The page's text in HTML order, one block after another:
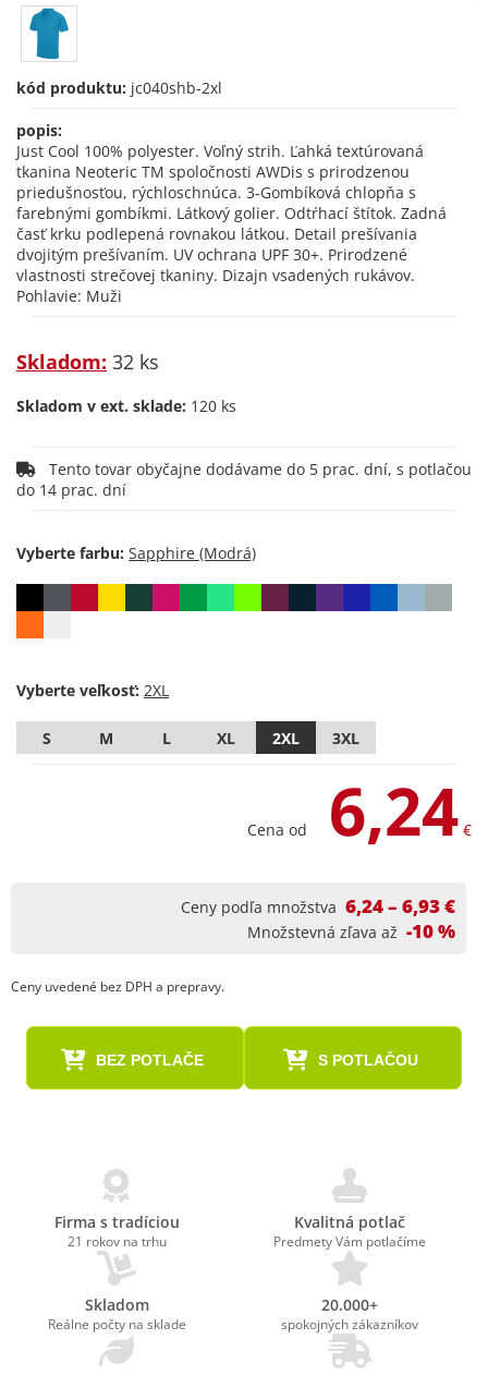
kód produktu: jc040shb-2xl
popis:
Just Cool 100% polyester. Voľný strih. Ľahká textúrovaná
tkanina Neoteric TM spoločnosti AWDis s prirodzenou
priedušnosťou, rýchloschnúca. 3-Gombíková chlopňa s
farebnými gombíkmi. Látkový golier. Odtŕhací štítok. Zadná
časť krku podlepená rovnakou látkou. Detail prešívania
dvojitým prešívaním. UV ochrana UPF 30+. Prirodzené
vlastnosti strečovej tkaniny. Dizajn vsadených rukávov.
Pohlavie: Muži
Skladom: 32 ks
Skladom v ext. sklade: 120 ks
do 14 prac. dní
Vyberte farbu:
Vyberte veľkosť:
S M L XL 2XL 3XL
Cena od 6,24 €
Ceny podľa množstva 6,24 – 6,93 €
Množstevná zľava až -10 %
Ceny uvedené bez DPH a prepravy.
BEZ POTLAČE S POTLAČOU
Firma s tradíciou
21 rokov na trhu
Kvalitná potlač
Predmety Vám potlačíme
Skladom
Reálne počty na sklade
20.000+
spokojných zákazníkov